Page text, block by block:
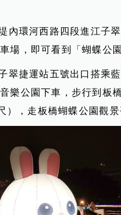
內環河西路四段進江子翠
場，即可看到「蝴蝶公園
翠捷運站五號出口搭乘
樂公園下車，步行到板
），走板橋蝴蝶公園觀景